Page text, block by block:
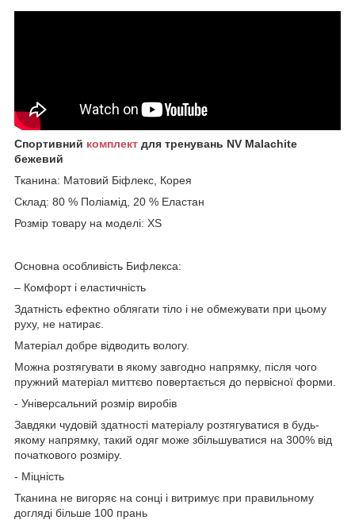
Спортивний комплект для тренувань NV Malachite
бежевий
Тканина: Матовий Біфлекс, Корея
Склад: 80 % Поліамід, 20 % Еластан
Розмір товару на моделі: XS
Основна особливість Бифлекса:
– Комфорт і еластичність
Здатність ефектно облягати тіло і не обмежувати при цьому
руху, не натирає.
Матеріал добре відводить вологу.
Можна розтягувати в якому завгодно напрямку, після чого
пружний матеріал миттєво повертається до первісної форми.
- Універсальний розмір виробів
Завдяки чудовій здатності матеріалу розтягуватися в будь-
якому напрямку, такий одяг може збільшуватися на 300% від
початкового розміру.
- Міцність
Тканина не вигоряє на сонці і витримує при правильному
догляді більше 100 прань